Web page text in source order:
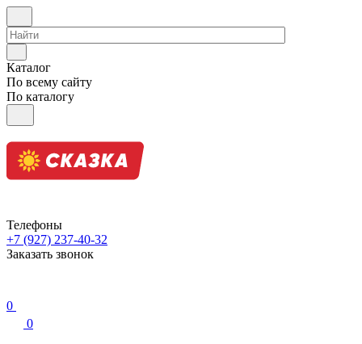
Каталог
По всему сайту
По каталогу
Телефоны
+7 (927) 237-40-32
Заказать звонок
0
0